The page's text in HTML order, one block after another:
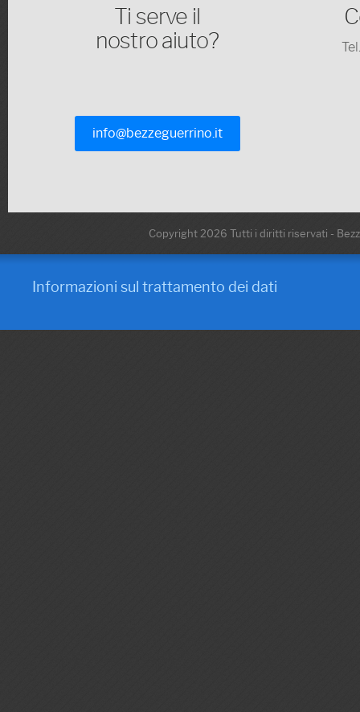
Ti serve il
nostro aiuto?
info@bezzeguerrino.it
Copyright 2026 Tutti i diritti riservati -
Informazioni sul trattamento dei dati